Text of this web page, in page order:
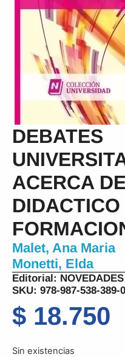
DEBATES
ACERCA
Malet, Ana Maria
Monetti, Elda
Editorial:
SKU: 978-987-538-389-0
$ 18.750
Sin existencias